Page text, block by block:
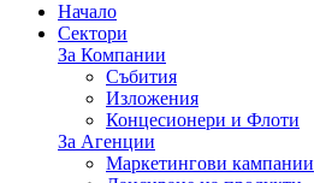
Начало
Сектори
За Компании
Събития
Изложения
Концесионери и Флоти
За Агенции
Маркетингови кампании